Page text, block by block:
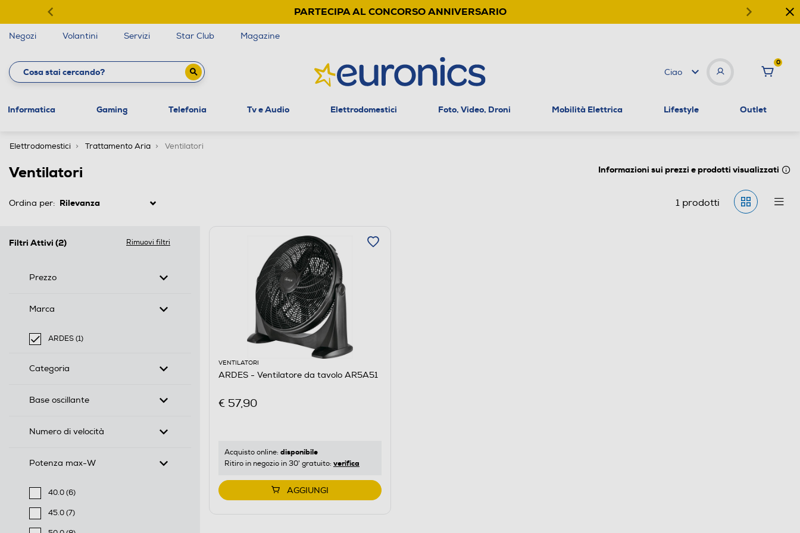
PARTECIPA AL CONCORSO ANNIVERSARIO
Negozi Volantini Servizi Star Club Magazine
Ciao
0
Informatica Gaming Telefonia Tv e Audio Elettrodomestici Foto, Video, Droni Mobilità Elettrica Lifestyle Outlet
Elettrodomestici Trattamento Aria Ventilatori
Ventilatori Informazioni sui prezzi e prodotti visualizzati
Ordina per: 1prodotti
Filtri Attivi (2) Rimuovi filtri
Prezzo
Marca
ARDES (1)
Categoria
Base oscillante
Numero di velocità
Potenza max-W
40.0 (6)
Filtra per Potenza max-W: 40.0
45.0 (7)
Filtra per Potenza max-W: 45.0
VENTILATORI
ARDES - Ventilatore da tavolo AR5A51
€ 57,90
Acquisto online: disponibile
Ritiro in negozio in 30' gratuito: verifica
AGGIUNGI